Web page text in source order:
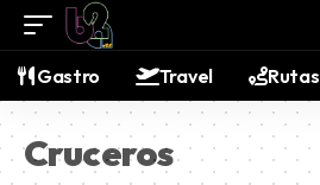
contenido
Gastro Travel Rutas
Cruceros